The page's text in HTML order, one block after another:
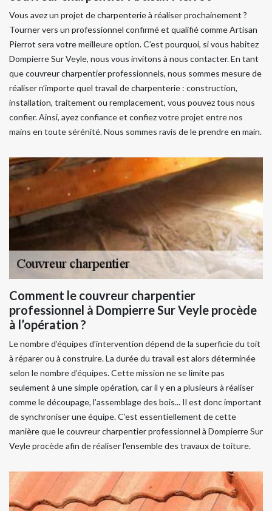
Vous avez un projet de charpenterie à réaliser prochainement ?
Tourner vers un professionnel confirmé et qualifié comme Artisan
Pierrot sera votre meilleure option. C’est pourquoi, si vous habitez
Dompierre Sur Veyle, nous vous invitons à nous contacter. En tant
que couvreur charpentier professionnels, nous sommes mesure de
réaliser n’importe quel travail de charpenterie : construction,
installation, traitement ou remplacement, vous pouvez tous nous
confier. Ainsi, ayez confiance et confiez votre projet entre nos
mains en toute sérénité. Nous sommes ravis de le prendre en main.
Comment le couvreur charpentier
professionnel à Dompierre Sur Veyle procède
à l’opération ?
Le nombre d’équipes d’intervention dépend de la superficie du toit
à réparer ou à construire. La durée du travail est alors déterminée
selon le nombre d’équipes. Cette mission ne se limite pas
seulement à une simple opération, car il y en a plusieurs à réaliser
comme le découpage, l’assemblage des bois... Il est donc important
de synchroniser une équipe. C’est essentiellement de cette
manière que le couvreur charpentier professionnel à Dompierre Sur
Veyle procède afin de réaliser l'ensemble des travaux de toiture.